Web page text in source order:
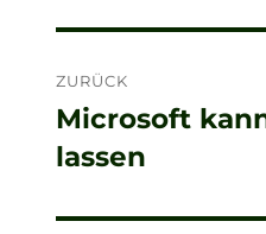
ZURÜCK
Vorheriger
Beitrag:
Microsoft
lassen